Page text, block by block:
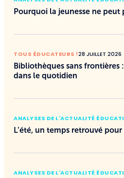
Pourquoi la jeunesse ne peut
TOUS ÉDUCATEURS !28 JUILLET 2026
Bibliothèques sans
dans le quotidien
ANALYSES DE L'ACTUALITÉ
L’été, un temps retrouvé
ANALYSES DE L'ACTUALITÉ